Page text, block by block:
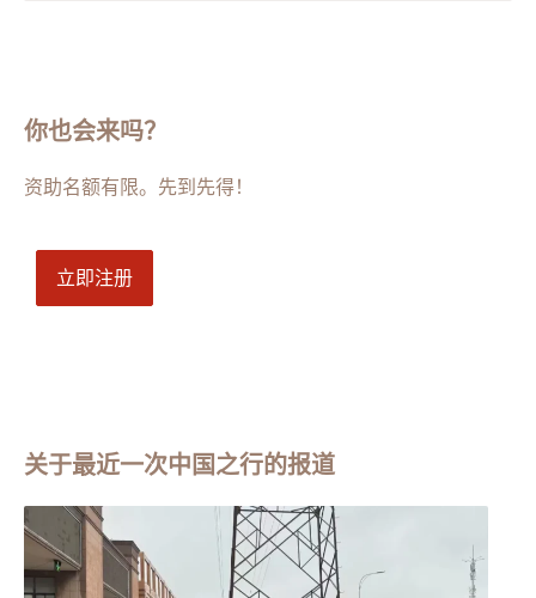
你也会来吗？
资助名额有限。先到先得！
立即注册
关于最近一次中国之行的报道